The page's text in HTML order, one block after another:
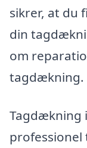
sikrer, at du
din
om
tagdækning.
Tagdækning
professionel